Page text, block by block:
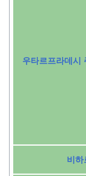
우타르프라데시
비하